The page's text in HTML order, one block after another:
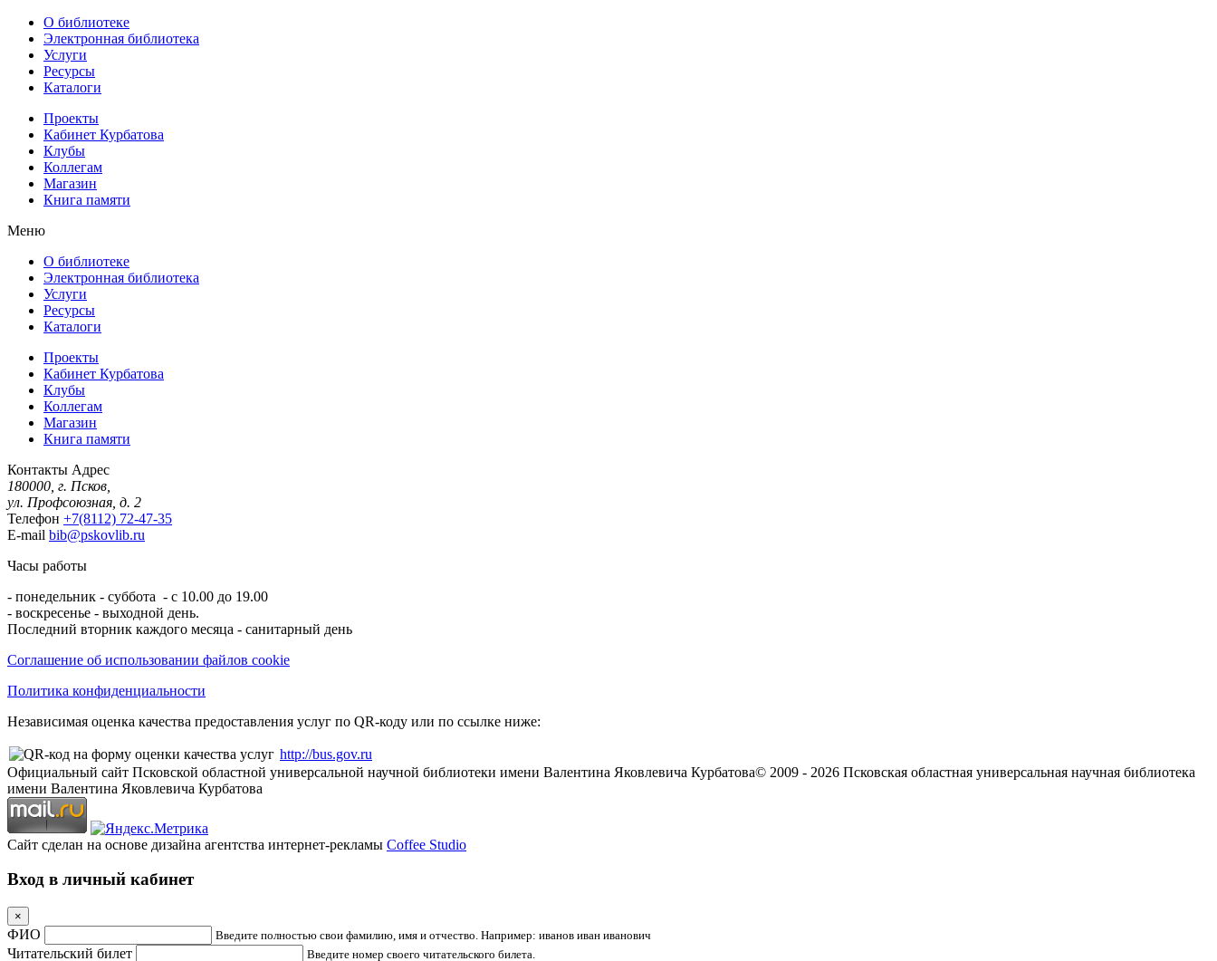
О библиотеке
Электронная библиотека
Услуги
Ресурсы
Каталоги
Проекты
Кабинет Курбатова
Клубы
Коллегам
Магазин
Книга памяти
Меню
О библиотеке
Электронная библиотека
Услуги
Ресурсы
Каталоги
Проекты
Кабинет Курбатова
Клубы
Коллегам
Магазин
Книга памяти
Контакты Адрес
180000, г. Псков,
ул. Профсоюзная, д. 2
Телефон +7(8112) 72-47-35
E-mail bib@pskovlib.ru
Часы работы
- понедельник - суббота - с 10.00 до 19.00
- воскресенье - выходной день.
Последний вторник каждого месяца - санитарный день
Соглашение об использовании файлов cookie
Политика конфиденциальности
Независимая оценка качества предоставления услуг по QR-коду или по ссылке ниже:
http://bus.gov.ru
Официальный сайт Псковской областной универсальной научной библиотеки имени Валентина Яковлевича Курбатова© 2009 - 2026 Псковская областная универсальная научная библиотека
имени Валентина Яковлевича Курбатова
Сайт сделан на основе дизайна агентства интернет-рекламы Coffee Studio
Вход в личный кабинет
×
ФИО Введите полностью свои фамилию, имя и отчество. Например: иванов иван иванович
Читательский билет Введите номер своего читательского билета.